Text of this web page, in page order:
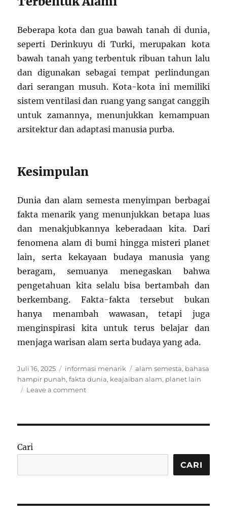
Beberapa kota dan gua bawah tanah di dunia,
seperti Derinkuyu di Turki, merupakan kota
bawah tanah yang terbentuk ribuan tahun lalu
dan digunakan sebagai tempat perlindungan
dari serangan musuh. Kota-kota ini memiliki
sistem ventilasi dan ruang yang sangat canggih
untuk zamannya, menunjukkan kemampuan
arsitektur dan adaptasi manusia purba.
Kesimpulan
Dunia dan alam semesta menyimpan berbagai
fakta menarik yang menunjukkan betapa luas
dan menakjubkannya keberadaan kita. Dari
fenomena alam di bumi hingga misteri planet
lain, serta kekayaan budaya manusia yang
beragam, semuanya menegaskan bahwa
pengetahuan kita selalu bisa bertambah dan
berkembang. Fakta-fakta tersebut bukan
hanya menambah wawasan, tetapi juga
menginspirasi kita untuk terus belajar dan
menjaga warisan alam serta budaya yang ada.
Posted
on
Juli 16, 2025 Categories
informasi menarik Tags
alam semesta, bahasa
hampir punah,fakta dunia, keajaiban alam, planet lain
Leave a commenton
Lautan
Planet
Bahasa
Cari
CARI